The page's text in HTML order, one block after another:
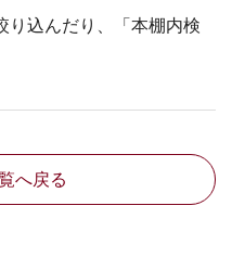
込んだり、「本棚内検
へ戻る